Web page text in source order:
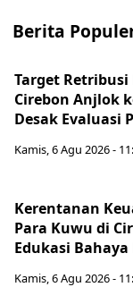
Berita
Target
Cirebon Anjlok
Desak Evaluasi
Kamis, 6 Agu 2026 -
Kerentanan
Para Kuwu di
Edukasi
Kamis, 6 Agu 2026 -